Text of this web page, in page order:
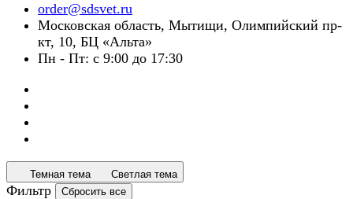
order@sdsvet.ru
Московская область, Мытищи, Олимпийский пр-
кт, 10, БЦ «Альта»
Пн - Пт: с 9:00 до 17:30
Темная тема Светлая тема
Фильтр Сбросить все